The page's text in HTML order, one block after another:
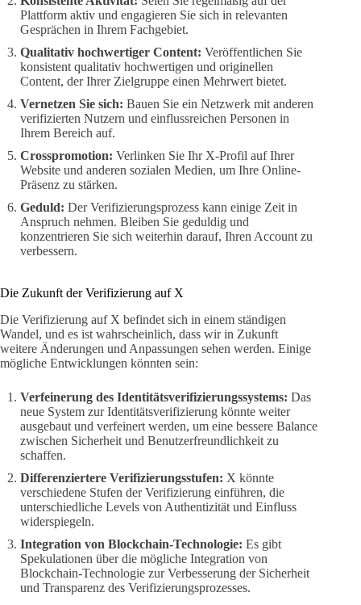
Plattform aktiv und engagieren Sie sich in relevanten
Gesprächen in Ihrem Fachgebiet.
Qualitativ hochwertiger Content: Veröffentlichen Sie
konsistent qualitativ hochwertigen und originellen
Content, der Ihrer Zielgruppe einen Mehrwert bietet.
Vernetzen Sie sich: Bauen Sie ein Netzwerk mit anderen
verifizierten Nutzern und einflussreichen Personen in
Ihrem Bereich auf.
Crosspromotion: Verlinken Sie Ihr X-Profil auf Ihrer
Website und anderen sozialen Medien, um Ihre Online-
Präsenz zu stärken.
Geduld: Der Verifizierungsprozess kann einige Zeit in
Anspruch nehmen. Bleiben Sie geduldig und
konzentrieren Sie sich weiterhin darauf, Ihren Account zu
verbessern.
Die Zukunft der Verifizierung auf X
Die Verifizierung auf X befindet sich in einem ständigen
Wandel, und es ist wahrscheinlich, dass wir in Zukunft
weitere Änderungen und Anpassungen sehen werden. Einige
mögliche Entwicklungen könnten sein:
Verfeinerung des Identitätsverifizierungssystems: Das
neue System zur Identitätsverifizierung könnte weiter
ausgebaut und verfeinert werden, um eine bessere Balance
zwischen Sicherheit und Benutzerfreundlichkeit zu
schaffen.
Differenziertere Verifizierungsstufen: X könnte
verschiedene Stufen der Verifizierung einführen, die
unterschiedliche Levels von Authentizität und Einfluss
widerspiegeln.
Integration von Blockchain-Technologie: Es gibt
Spekulationen über die mögliche Integration von
Blockchain-Technologie zur Verbesserung der Sicherheit
und Transparenz des Verifizierungsprozesses.